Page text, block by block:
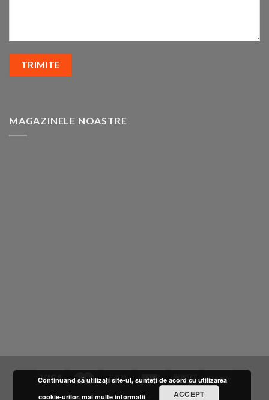
MAGAZINELE NOASTRE
Continuând să utilizați site-ul, sunteți de acord cu utilizarea
cookie-urilor. mai multe informatii ACCEPT